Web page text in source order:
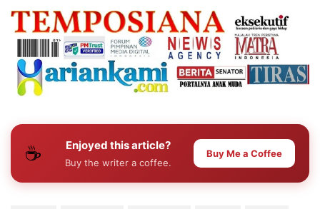
☕ Enjoyed this article?
Buy the writer a coffee.
Buy Me a Coffee